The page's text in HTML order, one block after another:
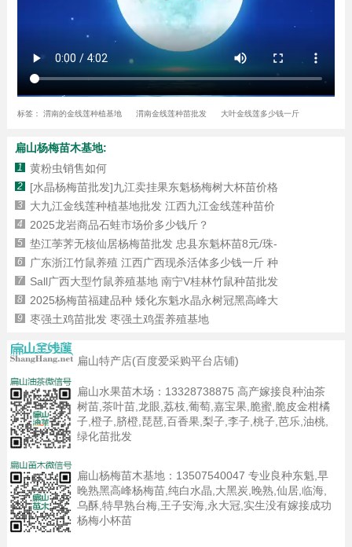
标签： 渭南的金线莲种植基地 渭南金线莲种苗批发 大叶金线莲多少钱一斤
扁山杨梅苗木基地:
1 黄粉虫销售如何
2 [水晶杨梅苗批发]九江卖挂果东魁杨梅树大杯苗价格
3 大九江金线莲种植基地批发 江西九江金线莲种苗价
4 2025龙岩商品石蛙市场价多少钱斤？
5 垫江荸荠无核仙居杨梅苗批发 忠县东魁杯苗8元/珠-
6 广东浙江竹鼠养殖 江西广西现杀活体多少钱一斤 种
7 Sall广西大型竹鼠养殖基地 南宁V桂林竹鼠种苗批发
8 2025杨梅苗福建品种 矮化东魁水晶永树冠黑高峰大
9 枣强土鸡苗批发 枣强土鸡蛋养殖基地
扁山特产店(百度爱采购平台店铺)
扁山水果苗木场： 13328738875 高产嫁接良种油茶
树苗,茶叶苗,龙眼,荔枝,葡萄,嘉宝果,脆蜜,脆皮金柑橘
子,橙子,脐橙,琵琶,百香果,梨子,李子,桃子,芭乐,油桃,
绿化苗批发
扁山杨梅苗木基地： 13507540047 专业良种东魁,早
晚熟黑高峰杨梅苗,纯白水晶,大黑炭,晚熟,仙居,临海,
乌酥,特早熟台梅,王子安海,永大冠,实生没有嫁接成功
杨梅小杯苗